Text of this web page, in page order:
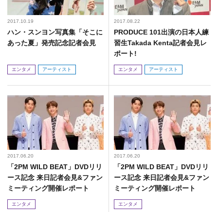
2017.10.19
ハン・スンヨン写真集「そこに
あった夏」発売記念記者会見
エンタメ アーティスト
2017.08.22
PRODUCE 101出演の日本人練
習生Takada Kenta記者会見レ
ポート!
エンタメ アーティスト
2017.06.20
「2PM WILD BEAT」DVDリリ
ース記念 来日記者会見&ファン
ミーティング開催レポート
エンタメ
2017.06.20
「2PM WILD BEAT」DVDリリ
ース記念 来日記者会見&ファン
ミーティング開催レポート
エンタメ